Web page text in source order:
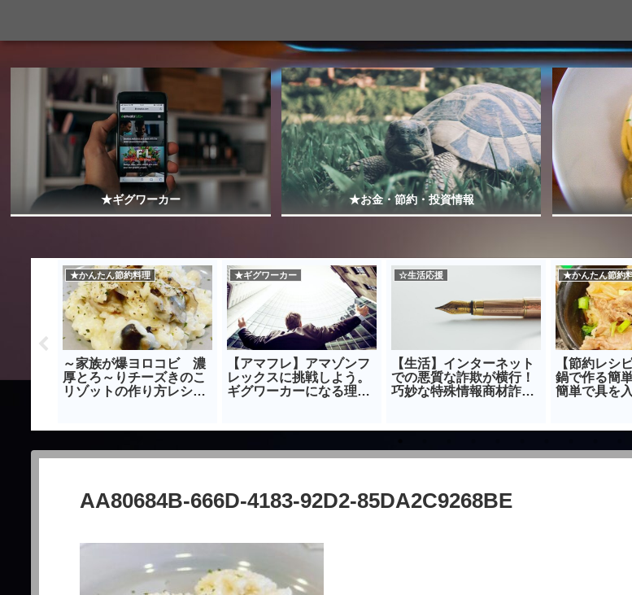
★ギグワーカー ★お金・節約・投資情報
いて
★かんたん節約料理
～家族が爆ヨロコビ 濃
厚とろ～りチーズきのこ
リゾットの作り方レシ
～
★ギグワーカー
【アマフレ】アマゾンフ
レックスに挑戦しよう。
ギグワーカーになる理由
☆生活応援
【生活】インターネット
での悪質な詐欺が横行！
巧妙な特殊情報商材詐欺
★かんたん節約
【節約レシ
鍋で作る簡
簡単で具を
AA80684B-666D-4183-92D2-85DA2C9268BE